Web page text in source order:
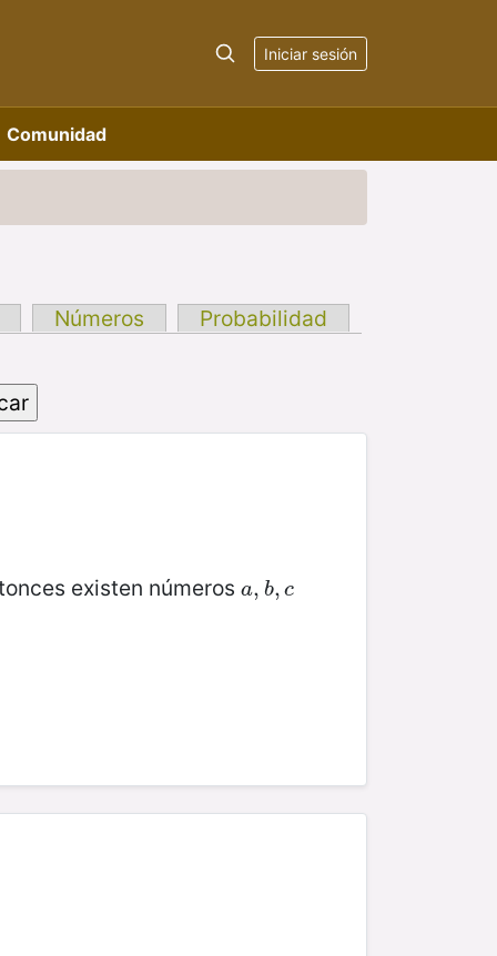
Iniciar sesión
Comunidad
Números
Probabilidad
existen númerosa, b, c
a, b,c